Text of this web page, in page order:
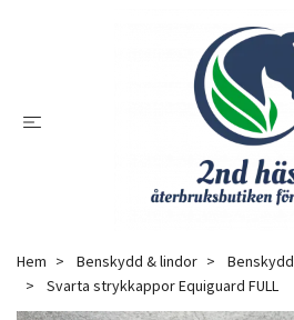
Hem Benskydd & lindor Benskydd
Svarta strykkappor Equiguard FULL